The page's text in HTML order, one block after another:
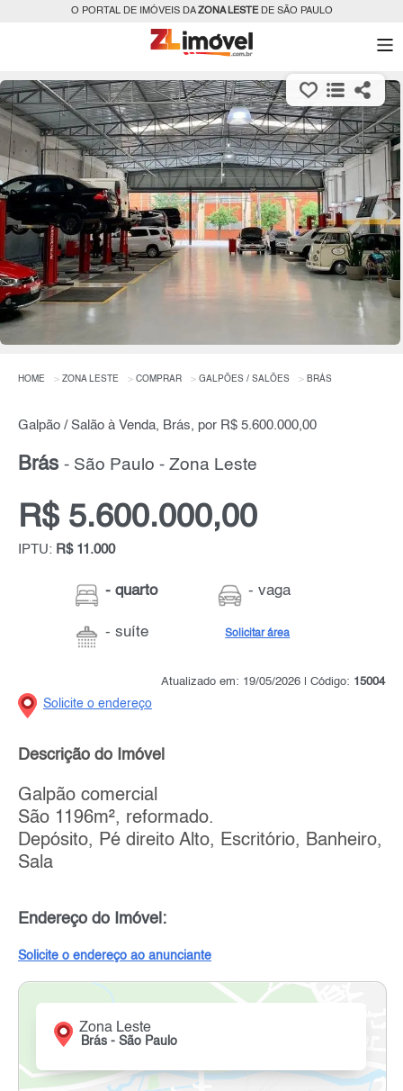
O PORTAL DE IMÓVEIS DAZONA LESTEDE SÃO PAULO
HOME ZONA LESTE COMPRAR GALPÕES / SALÕES BRÁS
Galpão / Salão à Venda, Brás, por R$ 5.600.000,00
Brás - São Paulo - Zona Leste
R$ 5.600.000,00
IPTU: R$ 11.000
- quarto
- suíte
- vaga
Solicitar área
Atualizado em: 19/05/2026 | Código: 15004
Solicite o endereço
Descrição do Imóvel
Galpão comercial
São 1196m², reformado.
Depósito, Pé direito Alto, Escritório, Banheiro,
Sala
Endereço do Imóvel:
Solicite o endereço ao anunciante
Zona Leste
Brás - São Paulo